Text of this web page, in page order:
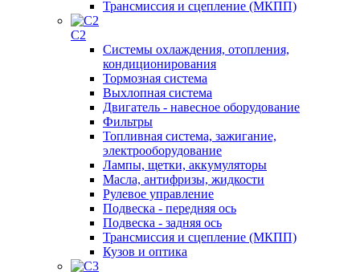
Трансмиссия и сцепление (МКПП)
C2
Системы охлаждения, отопления,
кондиционирования
Тормозная система
Выхлопная система
Двигатель - навесное оборудование
Фильтры
Топливная система, зажигание,
электрооборудование
Лампы, щетки, аккумуляторы
Масла, антифризы, жидкости
Рулевое управление
Подвеска - передняя ось
Подвеска - задняя ось
Трансмиссия и сцепление (МКПП)
Кузов и оптика